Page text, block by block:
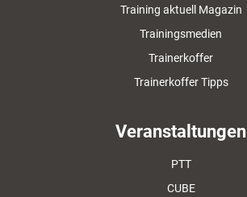
Training aktuell Magazin
Trainingsmedien
Trainerkoffer
Trainerkoffer Tipps
Veranstaltungen
PTT
CUBE